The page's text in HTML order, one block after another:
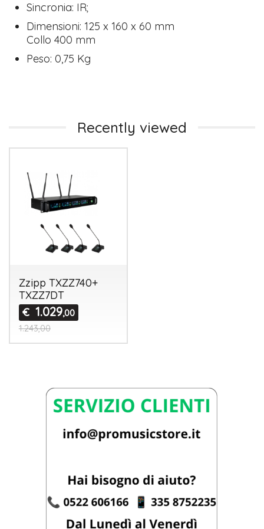
Sincronia: IR;
Dimensioni: 125 x 160 x 60 mm
Collo 400 mm
Peso: 0,75 Kg
Recently viewed
Zzipp TXZZ740+
TXZZ7DT
€ 1.029,00
1.243,00